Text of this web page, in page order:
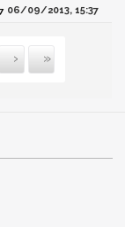
06/09/2013, 15:37